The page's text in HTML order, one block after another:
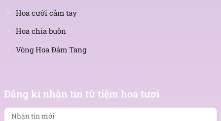
Hoa cưới cầm tay
Hoa chia buồn
Vòng Hoa Đám Tang
Đăng kí nhận tin từ tiệm hoa tươi
tin
mới